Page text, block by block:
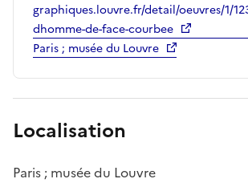
graphiques.louvre.fr/detail/oeuvres/1/
dhomme-de-face-courbee
Paris ; musée du Louvre
Localisation
Paris ; musée du Louvre